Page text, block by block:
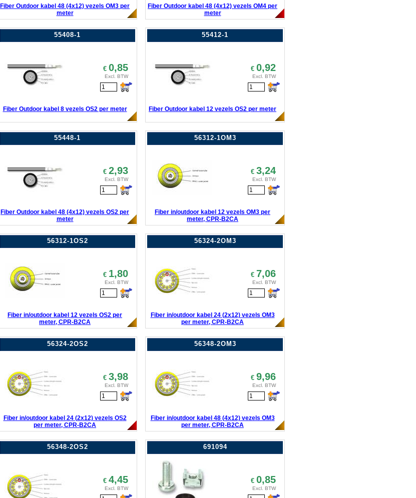
Fiber Outdoor kabel 48 (4x12) vezels OM3 per
meter
Fiber Outdoor kabel 48 (4x12) vezels OM4 per
meter
55408-1
€ 0,85
Excl. BTW
Fiber Outdoor kabel 8 vezels OS2 per meter
55412-1
€ 0,92
Excl. BTW
Fiber Outdoor kabel 12 vezels OS2 per meter
55448-1
€ 2,93
Excl. BTW
Fiber Outdoor kabel 48 (4x12) vezels OS2 per
meter
56312-1OM3
€ 3,24
Excl. BTW
Fiber in/outdoor kabel 12 vezels OM3 per
meter, CPR-B2CA
56312-1OS2
€ 1,80
Excl. BTW
Fiber in/outdoor kabel 12 vezels OS2 per
meter, CPR-B2CA
56324-2OM3
€ 7,06
Excl. BTW
Fiber in/outdoor kabel 24 (2x12) vezels OM3
per meter, CPR-B2CA
56324-2OS2
€ 3,98
Excl. BTW
Fiber in/outdoor kabel 24 (2x12) vezels OS2
per meter, CPR-B2CA
56348-2OM3
€ 9,96
Excl. BTW
Fiber in/outdoor kabel 48 (4x12) vezels OM3
per meter, CPR-B2CA
56348-2OS2
€ 4,45
Excl. BTW
691094
€ 0,85
Excl. BTW